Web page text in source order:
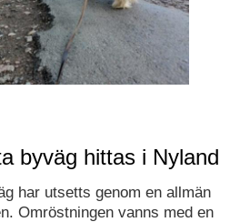
byväg hittas i Nyland
har utsetts genom en allmän
Omröstningen vanns med en